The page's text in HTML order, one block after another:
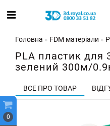
0
Головна FDM матеріали
PLA пластик для
зелений 300м/
ВСЕ ПРО ТОВАР